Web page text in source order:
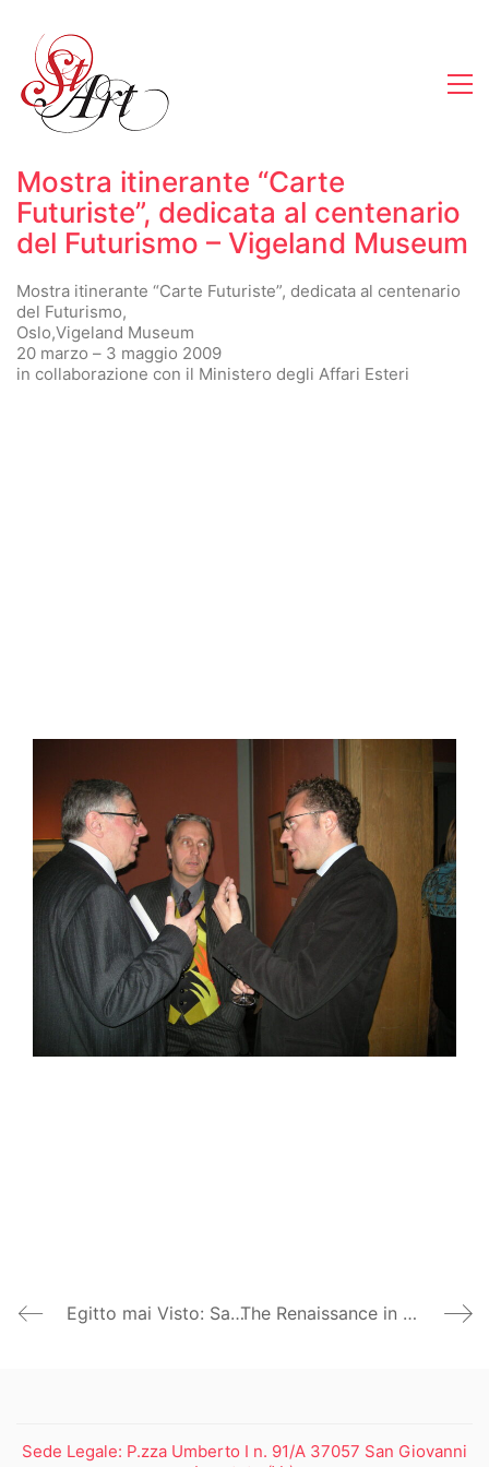
Mostra itinerante “Carte
Futuriste”, dedicata al centenario
del Futurismo – Vigeland Museum
Mostra itinerante “Carte Futuriste”, dedicata al centenario
del Futurismo,
Oslo,Vigeland Museum
20 marzo – 3 maggio 2009
in collaborazione con il Ministero degli Affari Esteri
Egitto mai Visto: Sarcofagi e corredi funerari inediti del Museo Egizio di Torino – Castello del Buonconsiglio Trento The Renaissance in Northern Italy, Galleria Nazionale di Varsavia
Sede Legale: P.zza Umberto I n. 91/A 37057 San Giovanni